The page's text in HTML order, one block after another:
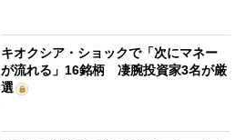
キオクシア・ショックで「次にマネー
が流れる」16銘柄 凄腕投資家3名が厳
選